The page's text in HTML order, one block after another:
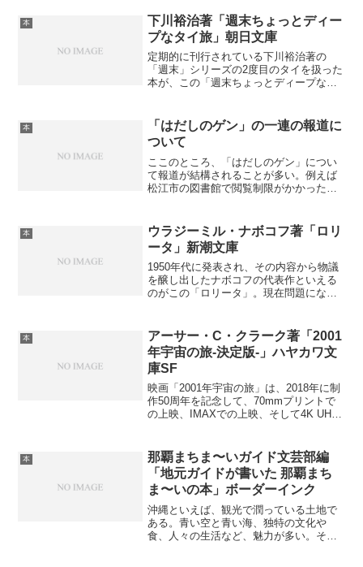
本
下川裕治著「週末ちょっとディー
プなタイ旅」朝日文庫
定期的に刊行されている下川裕治著の
「週末」シリーズの2度目のタイを扱った
本が、この「週末ちょっとディープなタ
エッセイというよりは、タイの文化への
ディープな考察や、国民...
本
「はだしのゲン」の一連の報道に
ついて
ここのところ、「はだしのゲン」につい
て報道が結構されることが多い。例えば
松江市の図書館で閲覧制限がかかった
られるたびに、子供の頃に読んでトラウ
マになった記憶を呼び起こし...
本
ウラジーミル・ナボコフ著「ロリ
ータ」新潮文庫
1950年代に発表され、その内容から物議
を醸し出したナボコフの代表作といえる
のがこの「ロリータ」。現在問題になっ
リーはハンバートという男の手記という
形で進行していく。ア...
本
アーサー・C・クラーク著「2001
年宇宙の旅-決定版-」ハヤカワ文
庫SF
映画「2001年宇宙の旅」は、2018年に制
作50周年を記念して、70mmプリントで
の上映、IMAXでの上映、そして4K UHD
ているが、映画だけでは理解に苦...
本
那覇まちま〜いガイド文芸部編
「地元ガイドが書いた 那覇まち
ま〜いの本」ボーダーインク
沖縄といえば、観光で潤っている土地で
ある。青い空と青い海、独特の文化や
食、人々の生活など、魅力が多い。その